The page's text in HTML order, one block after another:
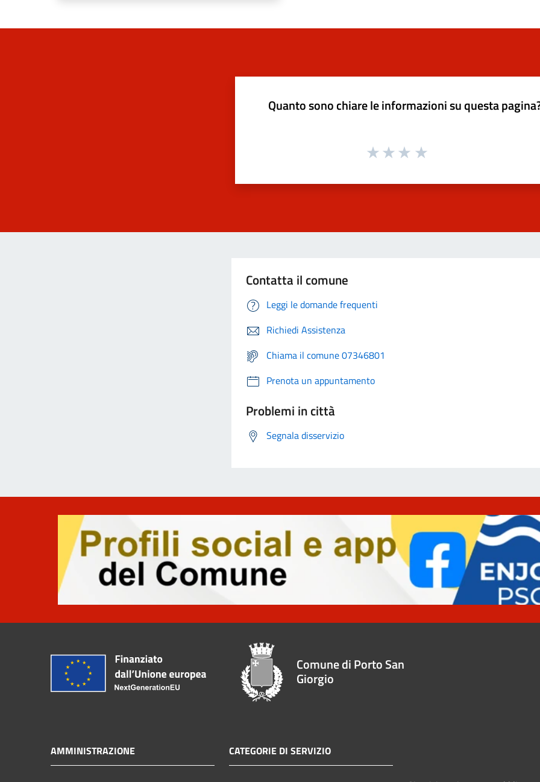
Quanto sono chiare le informazioni su questa
Contatta il comune
Leggi le domande frequenti
Richiedi Assistenza
Chiama il comune 07346801
Prenota un appuntamento
Problemi in città
Segnala disservizio
Comune di Porto San
Giorgio
AMMINISTRAZIONE CATEGORIE DI SERVIZIO